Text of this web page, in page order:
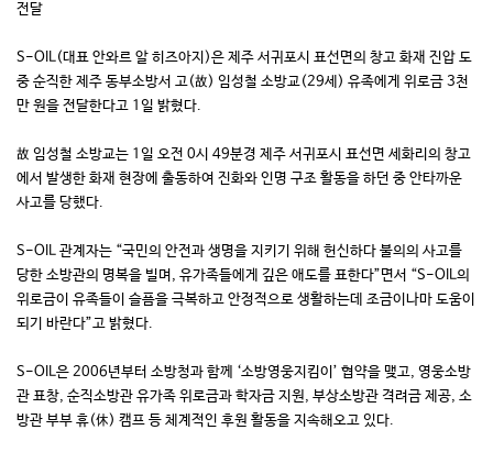
전달
S-OIL(대표 안와르 알 히즈아지)은 제주 서귀포시 표선면의 창고 화재 진압 도
중 순직한 제주 동부소방서 고(故) 임성철 소방교(29세) 유족에게 위로금 3천
만 원을 전달한다고 1일 밝혔다.
故 임성철 소방교는 1일 오전 0시 49분경 제주 서귀포시 표선면 세화리의 창고
에서 발생한 화재 현장에 출동하여 진화와 인명 구조 활동을 하던 중 안타까운
사고를 당했다.
S-OIL 관계자는 “국민의 안전과 생명을 지키기 위해 헌신하다 불의의 사고를
당한 소방관의 명복을 빌며, 유가족들에게 깊은 애도를 표한다”면서 “S-OIL의
위로금이 유족들이 슬픔을 극복하고 안정적으로 생활하는데 조금이나마 도움이
되기 바란다”고 밝혔다.
S-OIL은 2006년부터 소방청과 함께 ‘소방영웅지킴이’ 협약을 맺고, 영웅소방
관 표창, 순직소방관 유가족 위로금과 학자금 지원, 부상소방관 격려금 제공, 소
방관 부부 휴(休) 캠프 등 체계적인 후원 활동을 지속해오고 있다.